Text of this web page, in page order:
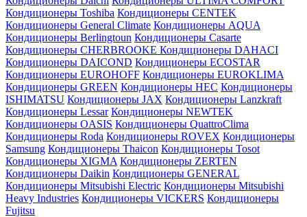
Кондиционеры Toshiba Кондиционеры CENTEK
Кондиционеры General Climate Кондиционеры AQUA
Кондиционеры Berlingtoun Кондиционеры Casarte
Кондиционеры CHERBROOKE Кондиционеры DAHACI
Кондиционеры DAICOND Кондиционеры ECOSTAR
Кондиционеры EUROHOFF Кондиционеры EUROKLIMA
Кондиционеры GREEN Кондиционеры HEC Кондиционеры
ISHIMATSU Кондиционеры JAX Кондиционеры Lanzkraft
Кондиционеры Lessar Кондиционеры NEWTEK
Кондиционеры OASIS Кондиционеры QuattroClima
Кондиционеры Roda Кондиционеры ROVEX Кондиционеры
Samsung Кондиционеры Thaicon Кондиционеры Tosot
Кондиционеры XIGMA Кондиционеры ZERTEN
Кондиционеры Daikin Кондиционеры GENERAL
Кондиционеры Mitsubishi Electric Кондиционеры Mitsubishi
Heavy Industries Кондиционеры VICKERS Кондиционеры
Fujitsu